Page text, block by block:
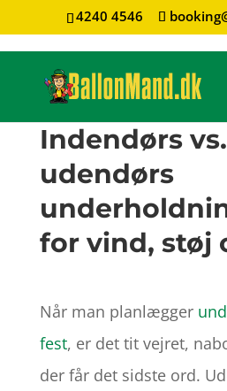
4240 4546
Indendørs vs.
udendørs
for vind, støj
Når man planlægger
fest, er det tit vejret,
der får det sidste ord.